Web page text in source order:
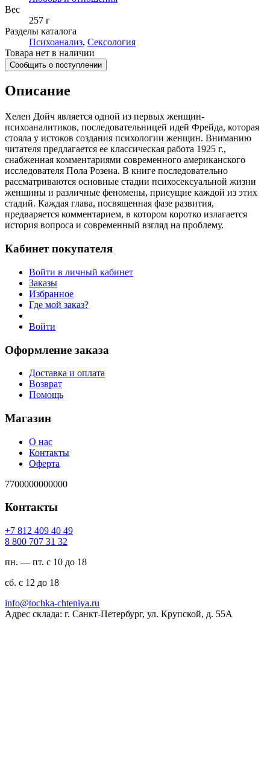
Вес
257 г
Разделы каталога
Психоанализ, Сексология
Товара нет в наличии
Сообщить о поступлении
Описание
Хелен Дойч является одной из первых женщин-
психоаналитиков, последовательницей идей Фрейда, которая
стояла у истоков создания психологии женщин. Вниманию
читателя предлагается ее классическая работа 1925 г.,
снабженная комментариями современного американского
исследователя Пола Розена. В книге последовательно
рассматриваются основные стадии психосексуальной жизни
женщины и различные феномены, присущие каждой из этих
стадий. Каждая глава, посвященная фазе развития,
предваряется комментарием, в котором коротко излагается
история вопроса и современный взгляд на проблему.
Кабинет покупателя
Войти в личный кабинет
Заказы
Избранное
Где мой заказ?
Войти
Оформление заказа
Доставка и оплата
Возврат
Помощь
Магазин
О нас
Контакты
Оферта
7700000000000
Контакты
94 04 904 218 7+
23 13 707 008 8
пн. — пт. с 10 до 18
сб. с 12 до 18
ur.ayinethc-akhcot@ofni
Адрес склада: г. Санкт-Петербург, ул. Крупской, д. 55А